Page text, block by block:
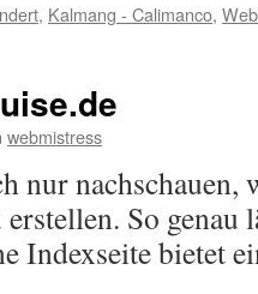
, Kalmang - Calimanco,
webmistress
nur nachschauen,
erstellen. So
Indexseite bietet